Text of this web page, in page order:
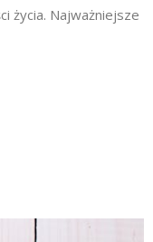
życia. Najważniejsze